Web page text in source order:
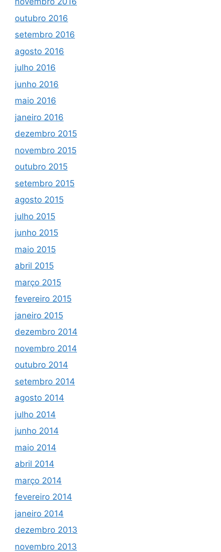
outubro 2016
setembro 2016
agosto 2016
julho 2016
junho 2016
maio 2016
janeiro 2016
dezembro 2015
novembro 2015
outubro 2015
setembro 2015
agosto 2015
julho 2015
junho 2015
maio 2015
abril 2015
março 2015
fevereiro 2015
janeiro 2015
dezembro 2014
novembro 2014
outubro 2014
setembro 2014
agosto 2014
julho 2014
junho 2014
maio 2014
abril 2014
março 2014
fevereiro 2014
janeiro 2014
dezembro 2013
novembro 2013